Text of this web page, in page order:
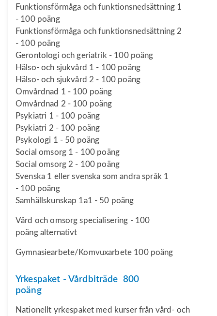
Funktionsförmåga och funktionsnedsättning 1
- 100 poäng
Funktionsförmåga och funktionsnedsättning 2
- 100 poäng
Gerontologi och geriatrik - 100 poäng
Hälso- och sjukvård 1 - 100 poäng
Hälso- och sjukvård 2 - 100 poäng
Omvårdnad 1 - 100 poäng
Omvårdnad 2 - 100 poäng
Psykiatri 1 - 100 poäng
Psykiatri 2 - 100 poäng
Psykologi 1 - 50 poäng
Social omsorg 1 - 100 poäng
Social omsorg 2 - 100 poäng
Svenska 1 eller svenska som andra språk 1
- 100 poäng
Samhällskunskap 1a1 - 50 poäng
Vård och omsorg specialisering - 100
poäng alternativt
Gymnasiearbete/Komvuxarbete 100 poäng
Yrkespaket - Vårdbiträde 800
poäng
Nationellt yrkespaket med kurser från vård- och